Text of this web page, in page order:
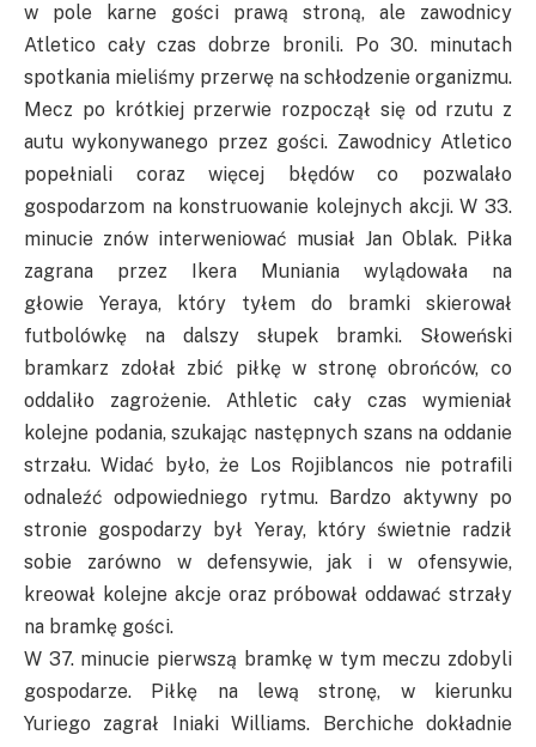
w pole karne gości prawą stroną, ale zawodnicy
Atletico cały czas dobrze bronili. Po 30. minutach
spotkania mieliśmy przerwę na schłodzenie organizmu.
Mecz po krótkiej przerwie rozpoczął się od rzutu z
autu wykonywanego przez gości. Zawodnicy Atletico
popełniali coraz więcej błędów co pozwalało
gospodarzom na konstruowanie kolejnych akcji. W 33.
minucie znów interweniować musiał Jan Oblak. Piłka
zagrana przez
Ikera Muniania wylądowała na
głowie Yeraya, który tyłem do bramki skierował
futbolówkę na dalszy słupek bramki. Słoweński
bramkarz zdołał zbić piłkę w stronę obrońców, co
oddaliło zagrożenie. Athletic cały czas wymieniał
kolejne podania, szukając następnych szans na oddanie
strzału. Widać było, że Los
Rojiblancos nie potrafili
odnaleźć odpowiedniego rytmu. Bardzo aktywny po
stronie gospodarzy był Yeray, który świetnie radził
sobie zarówno w defensywie, jak i w ofensywie,
kreował kolejne akcje oraz próbował oddawać strzały
na bramkę gości.
W 37. minucie pierwszą bramkę w tym meczu zdobyli
gospodarze. Piłkę na lewą stronę, w kierunku
Yuriego zagrał IniakiWilliams. Berchiche dokładnie